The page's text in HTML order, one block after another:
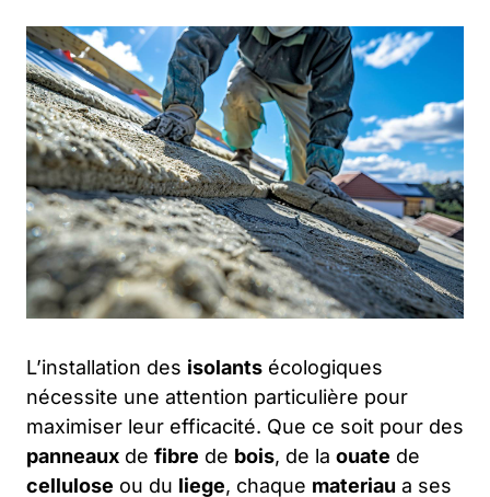
L’installation des isolants écologiques
nécessite une attention particulière pour
maximiser leur efficacité. Que ce soit pour des
panneaux de fibre de bois, de la ouate de
cellulose ou du liege, chaque materiau a ses